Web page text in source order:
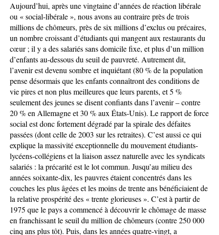
Aujourd’hui, après une vingtaine d’années de réaction libérale
ou « social-libérale », nous avons au contraire près de trois
millions de chômeurs, près de six millions d’exclus ou précaires,
un nombre croissant d’étudiants qui mangent aux restaurants du
cœur ; il y a des salariés sans domicile fixe, et plus d’un million
d’enfants au-dessous du seuil de pauvreté. Autrement dit,
l’avenir est devenu sombre et inquiétant (80 % de la population
pense désormais que les enfants connaîtront des conditions de
vie pires et non plus meilleures que leurs parents, et 5 %
seulement des jeunes se disent confiants dans l’avenir – contre
20 % en Allemagne et 30 % aux États-Unis). Le rapport de force
social est donc fortement dégradé par la spirale des défaites
passées (dont celle de 2003 sur les retraites). C’est aussi ce qui
explique la massivité exceptionnelle du mouvement étudiants-
lycéens-collégiens et la liaison assez naturelle avec les syndicats
salariés : la précarité est le lot commun. Jusqu’au milieu des
années soixante-dix, les pauvres étaient concentrés dans les
couches les plus âgées et les moins de trente ans bénéficiaient de
la relative prospérité des « trente glorieuses ». C’est à partir de
1975 que le pays a commencé à découvrir le chômage de masse
en franchissant le seuil du million de chômeurs (contre 250 000
cinq ans plus tôt). Puis, dans les années quatre-vingt, a